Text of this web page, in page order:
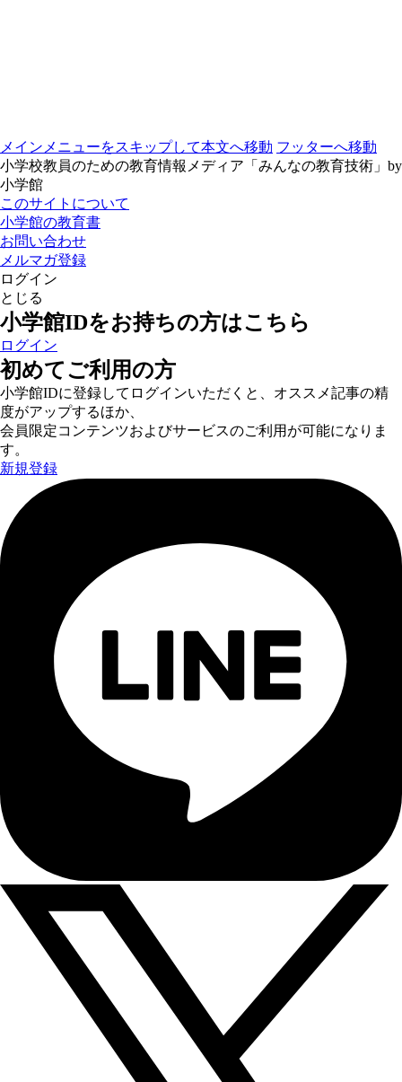
メインメニューをスキップして本文へ移動 フッターへ移動
小学校教員のための教育情報メディア「みんなの教育技術」by
小学館
このサイトについて
小学館の教育書
お問い合わせ
メルマガ登録
ログイン
とじる
小学館IDをお持ちの方はこちら
ログイン
初めてご利用の方
小学館IDに登録してログインいただくと、オススメ記事の精
度がアップするほか、
会員限定コンテンツおよびサービスのご利用が可能になりま
す。
新規登録